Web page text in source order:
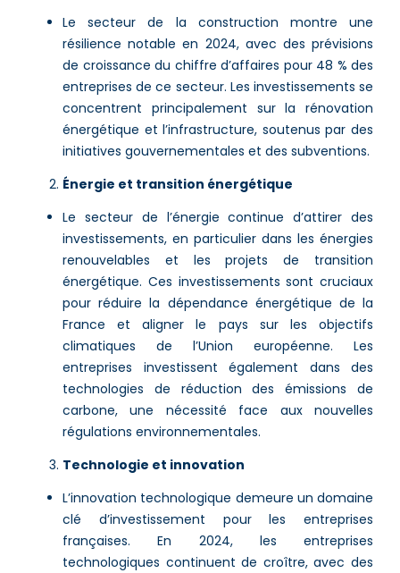
Le secteur de la construction montre une
résilience notable en 2024, avec des prévisions
de croissance du chiffre d’affaires pour 48 % des
entreprises de ce secteur. Les investissements se
concentrent principalement sur la rénovation
énergétique et l’infrastructure, soutenus par des
initiatives gouvernementales et des subventions​​.
Énergie et transition énergétique
Le secteur de l’énergie continue d’attirer des
investissements, en particulier dans les énergies
renouvelables et les projets de transition
énergétique. Ces investissements sont cruciaux
pour réduire la dépendance énergétique de la
France et aligner le pays sur les objectifs
climatiques de l’Union européenne. Les
entreprises investissent également dans des
technologies de réduction des émissions de
carbone, une nécessité face aux nouvelles
régulations environnementales​​.
Technologie et innovation
L’innovation technologique demeure un domaine
clé d’investissement pour les entreprises
françaises. En 2024, les entreprises
technologiques continuent de croître, avec des